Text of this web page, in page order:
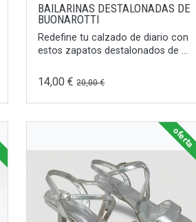
BAILARINAS DESTALONADAS DE
BUONAROTTI
Redefine tu calzado de diario con
estos zapatos destalonados de ...
14,00 €20,00 €
oferta